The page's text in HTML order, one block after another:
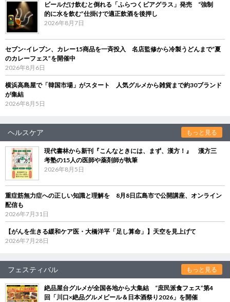
ビールだけ飲むと倒れる「ふらつくビアグラス」発売 “強制
的に水を飲む”仕掛けで適正飲酒を後押し
2026年8月7日
セブン‐イレブン、カレー15商品を一斉投入 名店監修から冷製うどんまで“夏
のカレーフェス”を開催中
2026年8月6日
横浜高島屋で「韓国市場」がスタート 人気グルメから雑貨まで約30ブランド
が集結
2026年8月5日
ヘルスケア もっと見る
現代書林から新刊『こんなときには、まず、漢方！』 漢方三
考塾の15人の医師や薬剤師が執筆
2026年8月5日
重症筋無力症への正しい知識と理解を 8月8日広島市で公開講座、オンライン
配信も
2026年7月31日
【がんを生きる緩和ケア医・大橋洋平「足し算命」】天空を見上げて
2026年7月28日
フェスティバル もっと見る
絶品屋台グルメが全国各地から大集結 “庶民派食フェス”第4
回「川口×絶品グルメビール＆日本酒祭り2026」を開催